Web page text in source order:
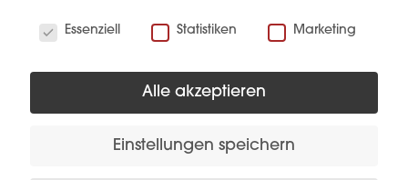
Diese Produkte könnten Sie auch
Essenziell
Statistiken Marketing
Alle akzeptieren
Einstellungen speichern